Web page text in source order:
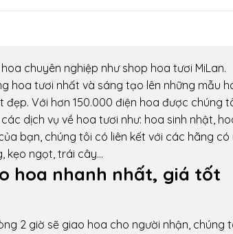
chuyên nghiệp như shop hoa tươi MiLan.
hoa tươi nhất và sáng tạo lên những mẫu
Với hơn 150.000 điện hoa được chúng
dịch vụ về hoa tươi như: hoa sinh nhật,
bạn, chúng tôi có liên kết với các hãng có
kẹo ngọt, trái cây…
hoa nhanh nhất, giá tốt
2 giờ sẽ giao hoa cho người nhận, chúng